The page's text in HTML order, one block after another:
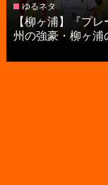
ゆるネタ
【柳ヶ浦】『プ
州の強豪・柳ヶ浦